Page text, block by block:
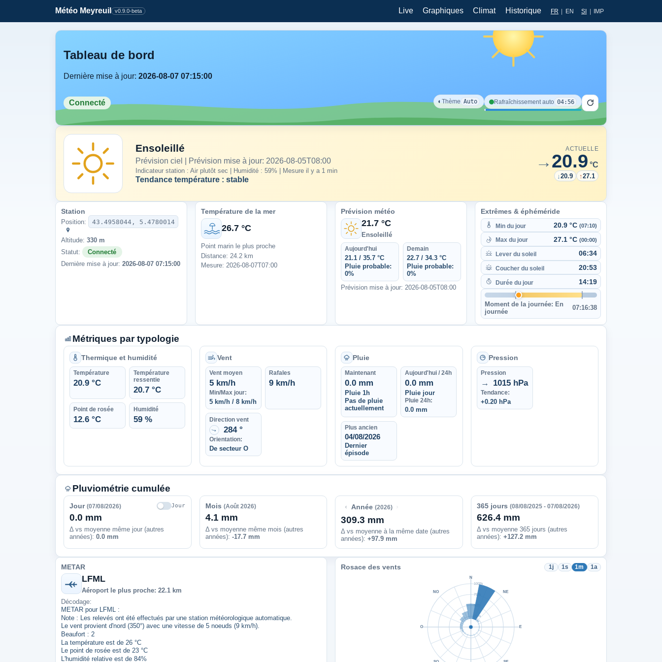
Météo Meyreuil v0.9.0-beta Live Graphiques Climat Historique FR | EN SI | IMP
Tableau de bord
Dernière mise à jour: 2026-08-07 07:15:00
Connecté ◐Thème Auto Rafraîchissement auto 04:56
Ensoleillé
Prévision ciel | Prévision mise à jour: 2026-08-05T08:00
Indicateur station : Air plutôt sec | Humidité : 59% | Mesure il y a 1 min
Tendance température : stable
ACTUELLE
→20.9 °C
↓20.9 ↑27.1
Station
Position: 43.4958044, 5.4780014
Altitude:330 m
Statut:
Connecté
Dernière mise à jour:2026-08-07 07:15:00
Température de la mer
26.7 °C
Point marin le plus proche
Distance: 24.2 km
Mesure: 2026-08-07T07:00
Prévision météo
21.7 °C
Ensoleillé
Aujourd'hui
21.1 / 35.7 °C
Pluie probable:
0%
Demain
22.7 / 34.3 °C
Pluie probable:
0%
Prévision mise à jour: 2026-08-05T08:00
Extrêmes & éphéméride
Min du jour 20.9 °C (07:10)
Max du jour 27.1 °C (00:00)
Lever du soleil 06:34
Coucher du soleil 20:53
Durée du jour 14:19
Moment de la journée: En
journée
07:16:38
Métriques par typologie
Thermique et humidité
Température
20.9 °C
Température
ressentie
20.7 °C
Point de rosée
12.6 °C
Humidité
59 %
Vent
Vent moyen
5 km/h
Min/Max jour:
5 km/h / 8 km/h
Rafales
9 km/h
Direction vent
↑ 284 °
Orientation:
De secteur O
Pluie
Maintenant
0.0 mm
Pluie 1h
Pas de pluie
actuellement
Aujourd'hui / 24h
0.0 mm
Pluie jour
Pluie 24h:
0.0 mm
Plus ancien
04/08/2026
Dernier
épisode
Pression
Pression
→ 1015 hPa
Tendance:
+0.20 hPa
Pluviométrie cumulée
Jour(07/08/2026) Jour
0.0 mm
Δ vs moyenne même jour (autres
années):0.0 mm
Mois (Août 2026)
4.1 mm
Δ vs moyenne même mois (autres
années): -17.7 mm
‹ Année (2026)
309.3 mm
Δ vs moyenne à la même date (autres
années):+97.9 mm
365 jours (08/08/2025 - 07/08/2026)
626.4 mm
Δ vs moyenne 365 jours (autres
années): +127.2 mm
METAR
LFML
Aéroport le plus proche: 22.1 km
Décodage:
METAR pour LFML :
Note : Les relevés ont été effectués par une station météorologique automatique.
Le vent provient d'nord (350°) avec une vitesse de 5 noeuds (9 km/h).
Beaufort : 2
La température est de 26 °C
Le point de rosée est de 23 °C
L'humidité relative est de 84%
Rosace des vents 1j 1s 1m 1a
100%
75%
50%
25%
N
NE
E
O
NO